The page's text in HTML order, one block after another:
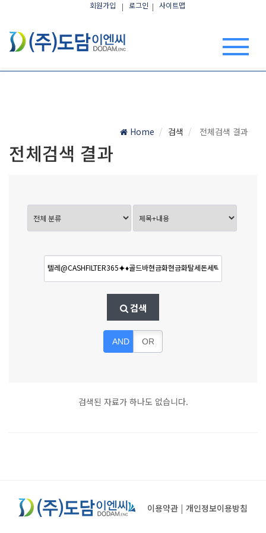
회원가입 로그인 사이트맵
Home 검색 전체검색 결과
전체검색 결과
검색
AND OR
검색된 자료가 하나도 없습니다.
이용약관 | 개인정보이용방침